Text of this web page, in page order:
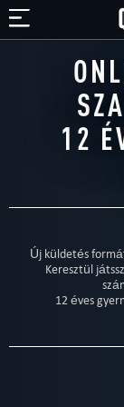
12
Új küldetés
Keresztül
12 éves